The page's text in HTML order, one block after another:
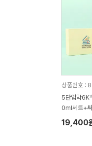
상품번호 :
5단암막6K
0ml세트+
트
19,400